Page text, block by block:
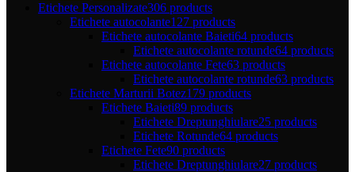
Etichete Personalizate306 products
Etichete autocolante127 products
Etichete autocolante Baieti64 products
Etichete autocolante rotunde64 products
Etichete autocolante Fete63 products
Etichete autocolante rotunde63 products
Etichete Marturii Botez179 products
Etichete Baieti89 products
Etichete Dreptunghiulare25 products
Etichete Rotunde64 products
Etichete Fete90 products
Etichete Dreptunghiulare27 products